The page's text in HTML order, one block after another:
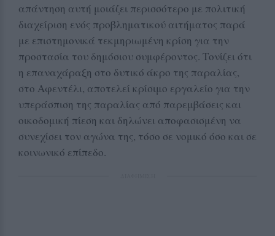
απάντηση αυτή μοιάζει περισσότερο με πολιτική
διαχείριση ενός προβληματικού αιτήματος παρά
με επιστημονικά τεκμηριωμένη κρίση για την
προστασία του δημόσιου συμφέροντος. Τονίζει ότι
η επαναχάραξη στο δυτικό άκρο της παραλίας,
στο Αφεντέλι, αποτελεί κρίσιμο εργαλείο για την
υπεράσπιση της παραλίας από παρεμβάσεις και
οικοδομική πίεση και δηλώνει αποφασισμένη να
συνεχίσει τον αγώνα της, τόσο σε νομικό όσο και σε
κοινωνικό επίπεδο.